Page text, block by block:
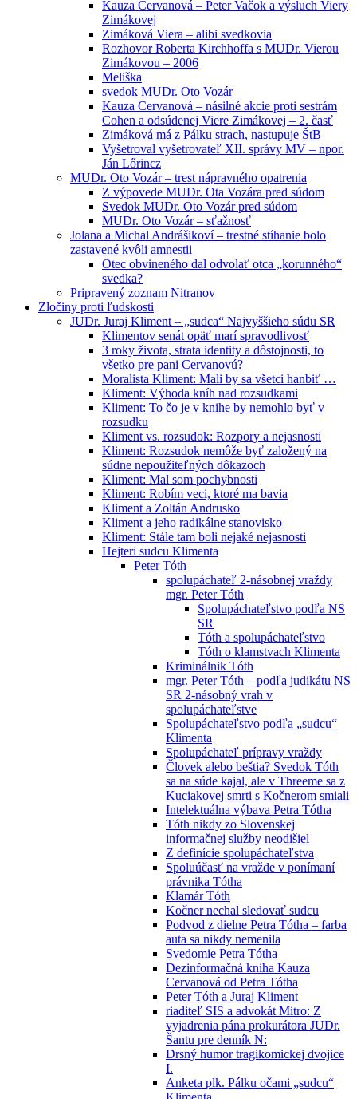
Kauza Cervanová – Peter Vačok a výsluch Viery
Zimákovej
Zimáková Viera – alibi svedkovia
Rozhovor Roberta Kirchhoffa s MUDr. Vierou
Zimákovou – 2006
Meliška
svedok MUDr. Oto Vozár
Kauza Cervanová – násilné akcie proti sestrám
Cohen a odsúdenej Viere Zimákovej – 2. časť
Zimáková má z Pálku strach, nastupuje ŠtB
Vyšetroval vyšetrovateľ XII. správy MV – npor.
Ján Lőrincz
MUDr. Oto Vozár – trest nápravného opatrenia
Z výpovede MUDr. Ota Vozára pred súdom
Svedok MUDr. Oto Vozár pred súdom
MUDr. Oto Vozár – sťažnosť
Jolana a Michal Andrášikoví – trestné stíhanie bolo
zastavené kvôli amnestii
Otec obvineného dal odvolať otca „korunného“
svedka?
Pripravený zoznam Nitranov
Zločiny proti ľudskosti
JUDr. Juraj Kliment – „sudca“ Najvyššieho súdu SR
Klimentov senát opäť marí spravodlivosť
3 roky života, strata identity a dôstojnosti, to
všetko pre pani Cervanovú?
Moralista Kliment: Mali by sa všetci hanbiť …
Kliment: Výhoda kníh nad rozsudkami
Kliment: To čo je v knihe by nemohlo byť v
rozsudku
Kliment vs. rozsudok: Rozpory a nejasnosti
Kliment: Rozsudok nemôže byť založený na
súdne nepoužiteľných dôkazoch
Kliment: Mal som pochybnosti
Kliment: Robím veci, ktoré ma bavia
Kliment a Zoltán Andrusko
Kliment a jeho radikálne stanovisko
Kliment: Stále tam boli nejaké nejasnosti
Hejteri sudcu Klimenta
Peter Tóth
spolupáchateľ 2-násobnej vraždy
mgr. Peter Tóth
Spolupáchateľstvo podľa NS
SR
Tóth a spolupáchateľstvo
Tóth o klamstvach Klimenta
Kriminálnik Tóth
mgr. Peter Tóth – podľa judikátu NS
SR 2-násobný vrah v
spolupáchateľstve
Spolupáchateľstvo podľa „sudcu“
Klimenta
Spolupáchateľ prípravy vraždy
Človek alebo beštia? Svedok Tóth
sa na súde kajal, ale v Threeme sa z
Kuciakovej smrti s Kočnerom smiali
Intelektuálna výbava Petra Tótha
Tóth nikdy zo Slovenskej
informačnej služby neodišiel
Z definície spolupáchateľstva
Spoluúčasť na vražde v ponímaní
právnika Tótha
Klamár Tóth
Kočner nechal sledovať sudcu
Podvod z dielne Petra Tótha – farba
auta sa nikdy nemenila
Svedomie Petra Tótha
Dezinformačná kniha Kauza
Cervanová od Petra Tótha
Peter Tóth a Juraj Kliment
riaditeľ SIS a advokát Mitro: Z
vyjadrenia pána prokurátora JUDr.
Šantu pre denník N:
Drsný humor tragikomickej dvojice
I.
Anketa plk. Pálku očami „sudcu“